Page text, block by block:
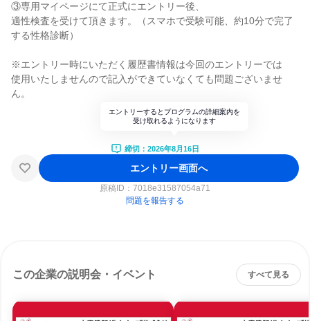
③専用マイページにて正式にエントリー後、
適性検査を受けて頂きます。（スマホで受験可能、約10分で完了
する性格診断）
※エントリー時にいただく履歴書情報は今回のエントリーでは
使用いたしませんので記入ができていなくても問題ございませ
ん。
エントリーするとプログラムの詳細案内を
受け取れるようになります
締切：2026年8月16日
エントリー画面へ
原稿ID： 7018e31587054a71
問題を報告する
この企業の説明会・イベント すべて見る